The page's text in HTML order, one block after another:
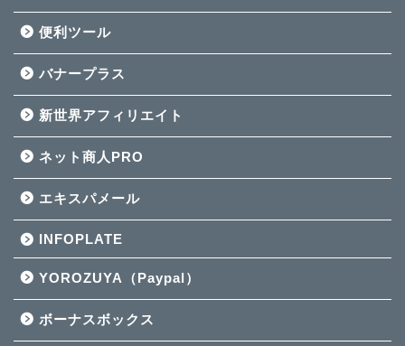
便利ツール
バナープラス
新世界アフィリエイト
ネット商人PRO
エキスパメール
INFOPLATE
YOROZUYA（Paypal）
ボーナスボックス